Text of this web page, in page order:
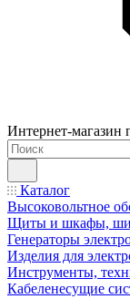
Интернет-магазин
Каталог
Высоковольтное
Щиты и шкафы,
Генераторы
Изделия для
Инструменты,
Кабеленесущие